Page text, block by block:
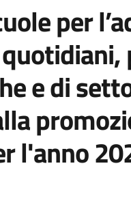
per
e di
l'anno